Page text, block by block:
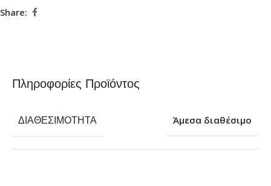
Share:
Πληροφορίες Προϊόντος
ΔΙΑΘΕΣΙΜΌΤΗΤΑ Άμεσα διαθέσιμο